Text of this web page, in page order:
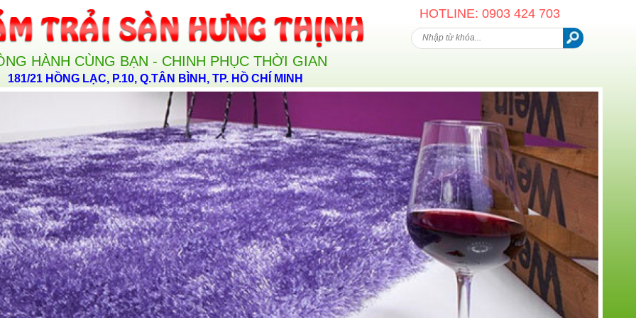
HÀNH CÙNG BẠN - CHINH PHỤC THỜI GIAN
181/21 HỒNG LẠC, P.10, Q.TÂN BÌNH, TP. HỒ CHÍ MINH
HOTLINE: 0903 424 703